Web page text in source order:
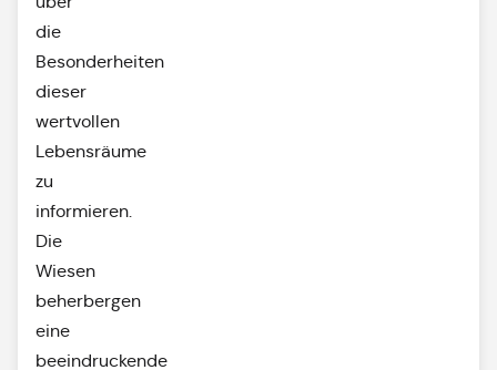
die
Besonderheiten
dieser
wertvollen
Lebensräume
zu
informieren.
Die
Wiesen
beherbergen
eine
beeindruckende